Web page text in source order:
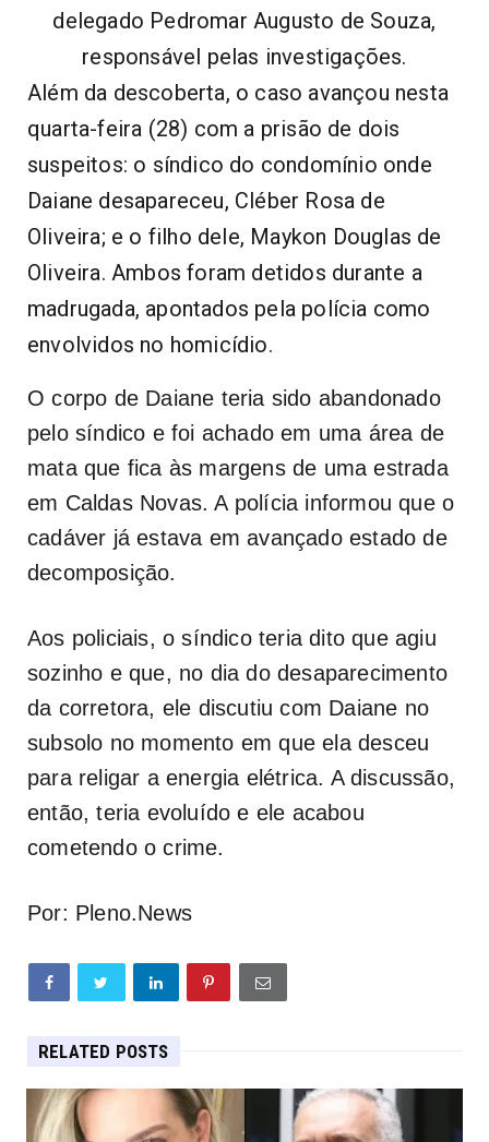
delegado Pedromar Augusto de Souza,
responsável pelas investigações.
Além da descoberta, o caso avançou nesta
quarta-feira (28) com a prisão de dois
suspeitos: o síndico do condomínio onde
Daiane desapareceu, Cléber Rosa de
Oliveira; e o filho dele, Maykon Douglas de
Oliveira. Ambos foram detidos durante a
madrugada, apontados pela polícia como
envolvidos no homicídio.
O corpo de Daiane teria sido abandonado
pelo síndico e foi achado em uma área de
mata que fica às margens de uma estrada
em Caldas Novas. A polícia informou que o
cadáver já estava em avançado estado de
decomposição.
Aos policiais, o síndico teria dito que agiu
sozinho e que, no dia do desaparecimento
da corretora, ele discutiu com Daiane no
subsolo no momento em que ela desceu
para religar a energia elétrica. A discussão,
então, teria evoluído e ele acabou
cometendo o crime.
Por: Pleno.News
RELATED POSTS